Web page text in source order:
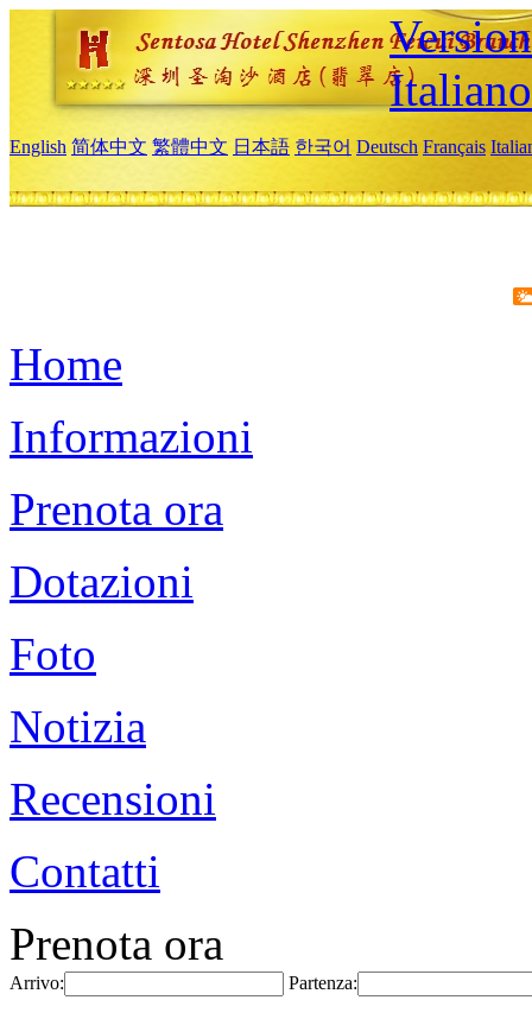
Italiano
English 简体中文 繁體中文 日本語 한국어 Deutsch Français
Home
Informazioni
Prenota ora
Dotazioni
Foto
Notizia
Recensioni
Contatti
Prenota ora
Arrivo: Partenza: